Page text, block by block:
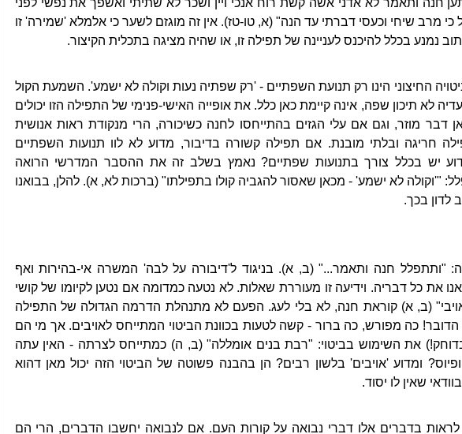
מרב שיחי וכעסי דברתי עד הנה" (א, טו-טז). אין זה מוגזם לשער כי אלמלא 'שמירה' זו
נמנע בכלל להיכנס לעניינה של תפילה זו, או שהיה מציגה בתכלית הקיצור.
החיצוני הינו רק תנועת השפתיים - 'רק שפתיה נעות וקולה לא ישמע'. השמעת הקול
לא תיכון שפה, אינה קיימת כאן כלל. את אופייה האישי-פנימי של התפילה הזו יכולים
דבר מוזר, וגם אם עלי הגזים בהתייחסו לחנה כשיכורה, הרי מנקודת ראות אנושית
חריגה ובלתי מובנת. אם תפילה קשורה בדיבור, מדוע לא לוו תנועות השפתיים
יש בכלל צורך בתנועות שפתיים? נאמץ בשלב זה את ההסבר המדרשי הרואה
"'וקולה לא ישמע' - מכאן שאסור להגביה קולו בתפילתו" (ברכות לא, א). להלן, בבואנו
לדון בכך.
"ותתפלל חנה ותאמר..." (ב, א). בניגוד ל'דיבורה על לבה' המשרה אי-בהירות ואף
את כל דבריה. וידיעה זו מעוררת שאלות. לא נטעה כמדומה אם נטען לקיומו של קושי
(ב, א) קוראת חנה, לא בלי לעג. הפעם לא מתנהלת הדרמה הגדולה של התפילה
כה מפורש, כה ברור - קשה לטעות בכוונת הביטוי המתייחס לאויבים. אך מי הם
את השימוש בביטוי: "רבת בנים אומללה" (ב, ה) כמתייחס לצרתה - האין עתה
ומדוע 'אויבים' בלשון רבים? הן בהבנה פשוטה של הביטוי הזה יכול מאן דהוא
שאין לו יסוד.
בדברים אלו דברי נבואה על קורות העם. אם לנבואה יחשבו הדברים, הרי הם